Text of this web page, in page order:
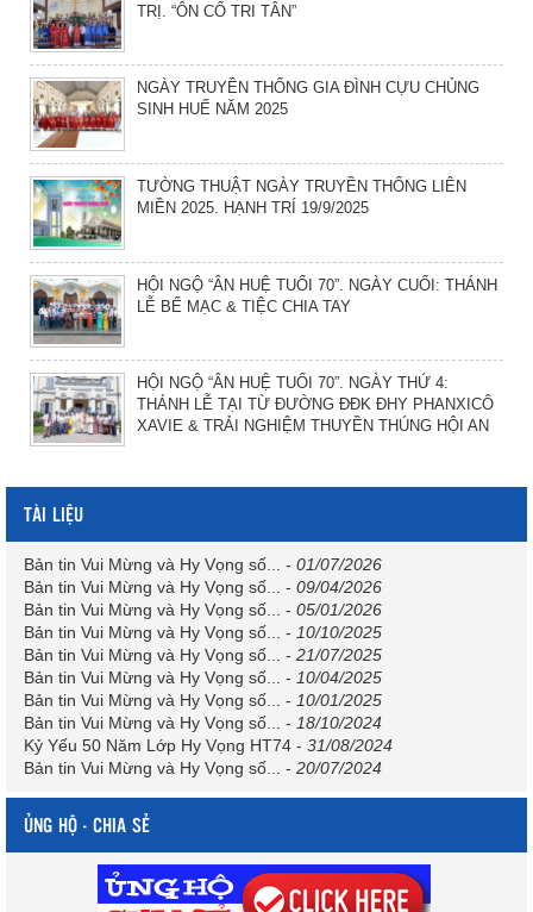
TRỊ. “ÔN CỐ TRI TÂN”
NGÀY TRUYỀN THỐNG GIA ĐÌNH CỰU CHỦNG
SINH HUẾ NĂM 2025
TƯỜNG THUẬT NGÀY TRUYỀN THỐNG LIÊN
MIỀN 2025. HẠNH TRÍ 19/9/2025
HỘI NGỘ “ÂN HUỆ TUỔI 70”. NGÀY CUỐI: THÁNH
LỄ BẾ MẠC & TIỆC CHIA TAY
HỘI NGỘ “ÂN HUỆ TUỔI 70”. NGÀY THỨ 4:
THÁNH LỄ TẠI TỪ ĐƯỜNG ĐĐK ĐHY PHANXICÔ
XAVIE & TRẢI NGHIỆM THUYỀN THÚNG HỘI AN
TÀI LIỆU
Bản tin Vui Mừng và Hy Vọng số... - 01/07/2026
Bản tin Vui Mừng và Hy Vọng số...
- 09/04/2026
Bản tin Vui Mừng và Hy Vọng số...
- 05/01/2026
Bản tin Vui Mừng và Hy Vọng số...
- 10/10/2025
Bản tin Vui Mừng và Hy Vọng số...
- 21/07/2025
Bản tin Vui Mừng và Hy Vọng số...
- 10/04/2025
Bản tin Vui Mừng và Hy Vọng số...
- 10/01/2025
Bản tin Vui Mừng và Hy Vọng số...
- 18/10/2024
Kỷ Yếu 50 Năm Lớp Hy Vọng HT74 - 31/08/2024
Bản tin Vui Mừng và Hy Vọng số...
- 20/07/2024
ỦNG HỘ - CHIA SẺ